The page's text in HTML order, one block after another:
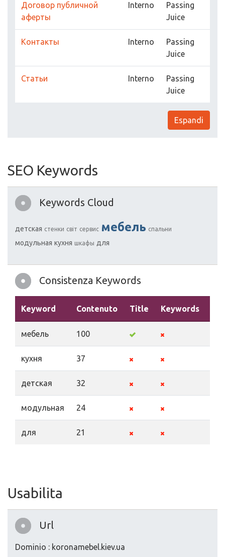
Договор публичной
аферты
Interno
Passing
Juice
Контакты Interno
Passing
Juice
Статьи Interno
Passing
Juice
Espandi
SEO Keywords
Keywords Cloud
детская стенки світ сервис мебель спальни
модульная кухня шкафы для
Consistenza Keywords
Keyword Contenuto Title Keywords
мебель 100
кухня 37
детская 32
модульная 24
для 21
Usabilita
Url
Dominio : koronamebel.kiev.ua